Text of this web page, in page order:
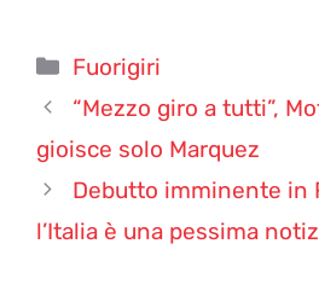
Categorie
Fuorigiri
“Mezzo giro a tutti”,
gioisce solo Marquez
Debutto imminente in
l’Italia è una pessima